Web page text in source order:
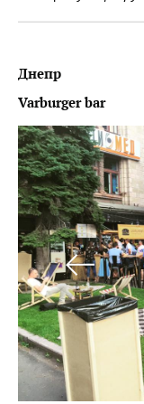
Днепр
Varburger bar